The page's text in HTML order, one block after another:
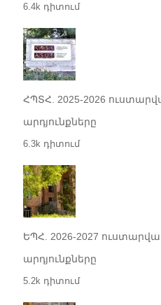
6.4k դիտում
ՀՊՏՀ. 2025-2026
արդյունքները
6.3k դիտում
ԵՊՀ. 2026-2027 ուստարվա
արդյունքները
5.2k դիտում